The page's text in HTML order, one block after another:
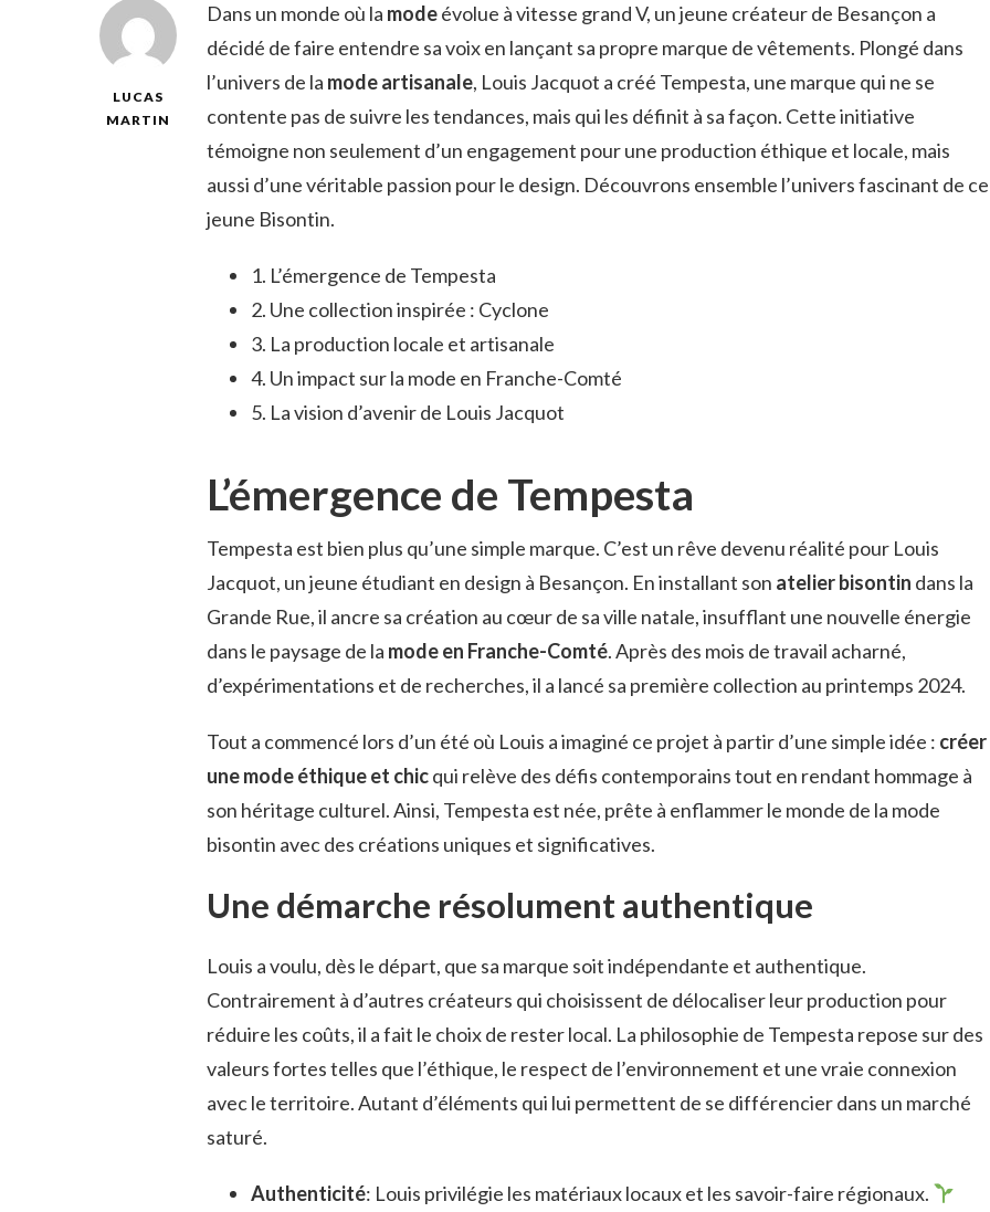
LUCAS
MARTIN
Dans un monde où la modeévolue à vitesse grand V, un jeune créateur de Besançon a
décidé de faire entendre sa voix en lançant sa propre marque de vêtements. Plongé dans
l’univers de la mode artisanale, Louis Jacquot a créé Tempesta, une marque qui ne se
contente pas de suivre les tendances, mais qui les définit à sa façon. Cette initiative
témoigne non seulement d’un engagement pour une production éthique et locale, mais
aussi d’une véritable passion pour le design. Découvrons ensemble l’univers fascinant de ce
jeune Bisontin.
1. L’émergence de Tempesta
2. Une collection inspirée : Cyclone
3. La production locale et artisanale
4. Un impact sur la mode en Franche-Comté
5. La vision d’avenir de Louis Jacquot
L’émergence de Tempesta
Tempesta est bien plus qu’une simple marque. C’est un rêve devenu réalité pour Louis
Jacquot, un jeune étudiant en design à Besançon. En installant son atelier bisontin dans la
Grande Rue, il ancre sa création au cœur de sa ville natale, insufflant une nouvelle énergie
dans le paysage de la mode en Franche-Comté. Après des mois de travail acharné,
d’expérimentations et de recherches, il a lancé sa première collection au printemps 2024.
Tout a commencé lors d’un été où Louis a imaginé ce projet à partir d’une simple idée : créer
une mode éthique et chicqui relève des défis contemporains tout en rendant hommage à
son héritage culturel. Ainsi, Tempesta est née, prête à enflammer le monde de la mode
bisontin avec des créations uniques et significatives.
Une démarche résolument authentique
Louis a voulu, dès le départ, que sa marque soit indépendante et authentique.
Contrairement à d’autres créateurs qui choisissent de délocaliser leur production pour
réduire les coûts, il a fait le choix de rester local. La philosophie de Tempesta repose sur des
valeurs fortes telles que l’éthique, le respect de l’environnement et une vraie connexion
avec le territoire. Autant d’éléments qui lui permettent de se différencier dans un marché
saturé.
Authenticité: Louis privilégie les matériaux locaux et les savoir-faire régionaux.